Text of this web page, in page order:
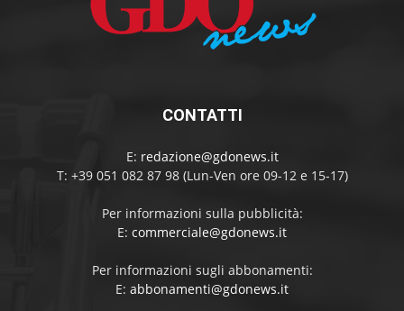
CONTATTI
E: redazione@gdonews.it
T: +39 051 082 87 98 (Lun-Ven ore 09-12 e 15-17)
Per informazioni sulla pubblicità:
E: commerciale@gdonews.it
Per informazioni sugli abbonamenti:
E: abbonamenti@gdonews.it